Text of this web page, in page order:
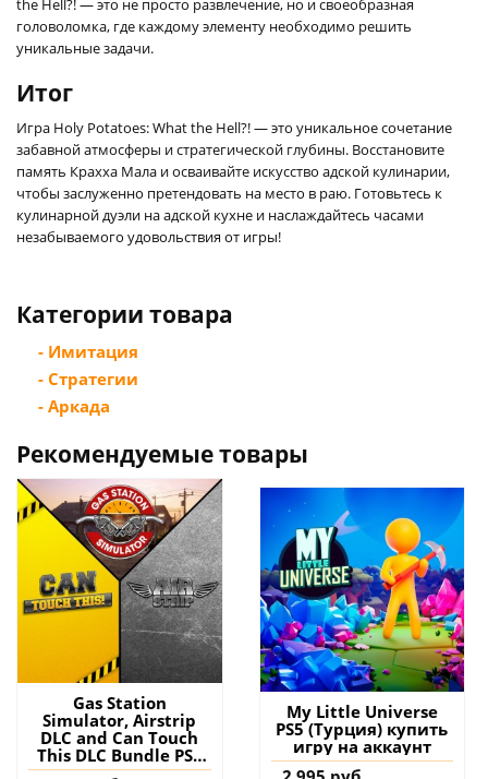
the Hell?! — это не просто развлечение, но и своеобразная
головоломка, где каждому элементу необходимо решить
уникальные задачи.
Итог
Игра Holy Potatoes: What the Hell?! — это уникальное сочетание
забавной атмосферы и стратегической глубины. Восстановите
память Крахха Мала и осваивайте искусство адской кулинарии,
чтобы заслуженно претендовать на место в раю. Готовьтесь к
кулинарной дуэли на адской кухне и наслаждайтесь часами
незабываемого удовольствия от игры!
Категории товара
- Имитация
- Стратегии
- Аркада
Рекомендуемые товары
Gas Station
Simulator, Airstrip
DLC and Can Touch
This DLC Bundle PS4
(Турция) купить
My Little Universe
PS5 (Турция) купить
игру на аккаунт